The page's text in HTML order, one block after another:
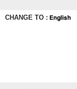
CHANGE TO :